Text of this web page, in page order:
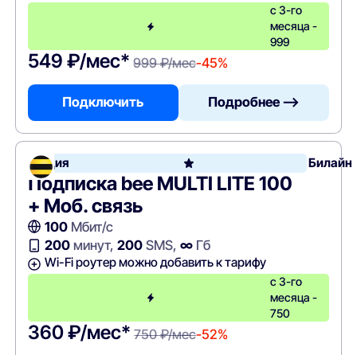
с 3-го
месяца -
999
549 ₽/мес* 999 ₽/мес-45%
Подключить Подробнее —>
Акция Билайн
Подписка bee MULTI LITE 100
+ Моб. связь
100Мбит/с
200минут, 200SMS, ∞Гб
Wi-Fi роутер можно добавить к тарифу
с 3-го
месяца -
750
360 ₽/мес* 750 ₽/мес-52%